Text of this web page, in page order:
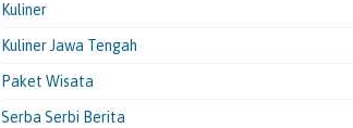
Kuliner
Kuliner Jawa Tengah
Paket Wisata
Serba Serbi Berita